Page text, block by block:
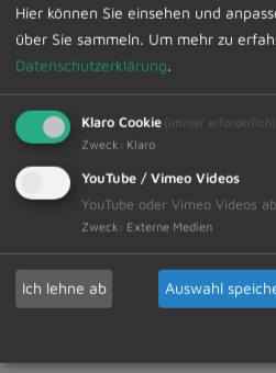
das Gemeindegeschehen.
erhalten aktuelle Mitteilungen
Veranstaltungshinweise,
viele weitere Informationen
auf ihr Smartphone. Die App
individuelle Auswahl von
jede Nutzerin und jeder
Neuigkeiten benachrichtigt
kostenfrei im App-Store und
Verfügung. Laden Sie noch
herunter oder scannen Sie
damit Sie weiterhin aktuell
Hier können Sie einsehen und
über Sie sammeln. Um mehr zu
Datenschutzerklärung.
Klaro Cookie (immer erforderlich)
Zweck : Klaro
YouTube / Vimeo Videos
YouTube oder Vimeo Videos
Zweck : Externe Medien
Ich lehne ab Auswahl